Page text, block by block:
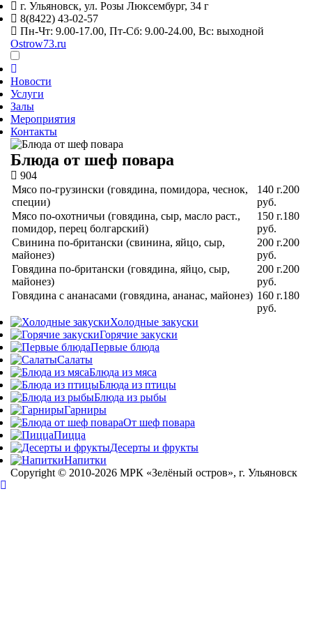
г. Ульяновск, ул. Розы Люксембург, 34 г
8(8422) 43-02-57
Пн-Чт: 9.00-17.00, Пт-Сб: 9.00-24.00, Вс: выходной
Ostrow73.ru
Новости
Услуги
Залы
Мероприятия
Контакты
Блюда от шеф повара
904
Мясо по-грузински (говядина, помидора, чеснок,
специи)
140 г.200
руб.
Мясо по-охотничьи (говядина, сыр, масло раст.,
помидор, перец болгарский)
150 г.180
руб.
Свинина по-британски (свинина, яйцо, сыр,
майонез)
200 г.200
руб.
Говядина по-британски (говядина, яйцо, сыр,
майонез)
200 г.200
руб.
Говядина с ананасами (говядина, ананас, майонез) 160 г.180
руб.
Холодные закуски
Горячие закуски
Первые блюда
Салаты
Блюда из мяса
Блюда из птицы
Блюда из рыбы
Гарниры
От шеф повара
Пицца
Десерты и фрукты
Напитки
Copyright © 2010-2026 МРК «Зелёный остров», г. Ульяновск